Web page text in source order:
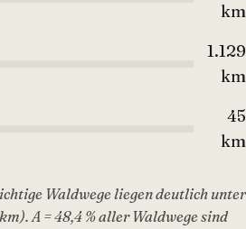
km
1.129
km
45
km
Waldwege liegen deutlich unter
A = 48,4 % aller Waldwege sind